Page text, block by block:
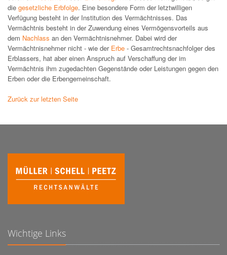
die gesetzliche Erbfolge. Eine besondere Form der letztwilligen
Verfügung besteht in der Institution des Vermächtnisses. Das
Vermächtnis besteht in der Zuwendung eines Vermögensvorteils aus
dem Nachlass an den Vermächtnisnehmer. Dabei wird der
Vermächtnisnehmer nicht - wie der Erbe - Gesamtrechtsnachfolger des
Erblassers, hat aber einen Anspruch auf Verschaffung der im
Vermächtnis ihm zugedachten Gegenstände oder Leistungen gegen den
Erben oder die Erbengemeinschaft.
Zurück zur letzten Seite
Wichtige Links